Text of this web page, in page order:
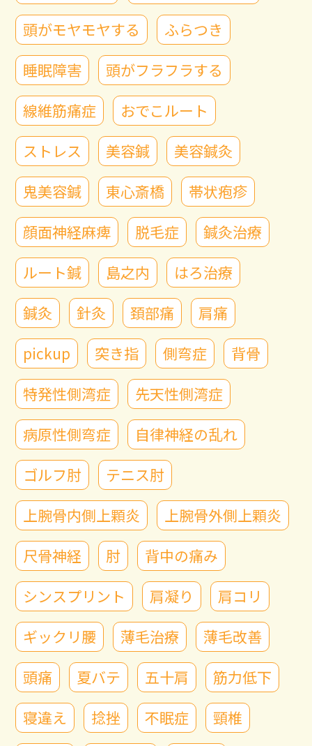
頭がモヤモヤする
ふらつき
睡眠障害
頭がフラフラする
線維筋痛症
おでこルート
ストレス
美容鍼
美容鍼灸
鬼美容鍼
東心斎橋
帯状疱疹
顔面神経麻痺
脱毛症
鍼灸治療
ルート鍼
島之内
はろ治療
鍼灸
針灸 頚部痛
肩痛
pickup
突き指 側弯症
背骨
特発性側湾症
先天性側湾症
病原性側弯症
自律神経の乱れ
ゴルフ肘
テニス肘
上腕骨内側上顆炎
上腕骨外側上顆炎
尺骨神経
肘
背中の痛み
シンスプリント
肩凝り
肩コリ
ギックリ腰
薄毛治療
薄毛改善
頭痛
夏バテ 五十肩
筋力低下
寝違え
捻挫 不眠症 頸椎